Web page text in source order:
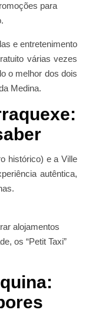
para
e entretenimento
várias vezes
o melhor dos dois
Medina.
histórico) e a Ville
autêntica,
alojamentos
os “Petit Taxi”
: